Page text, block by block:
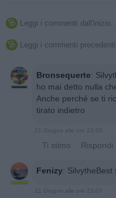
 Leggi i commenti dall'inizio...
 Leggi i commenti
Bronsequerte:
ho mai detto nulla
Anche perché se ti
tirato indietro
21 Giugno alle ore 23:05
· Ti stimo · Rispondi
Fenizy: SilvytheBest
21 Giugno alle ore 23:07